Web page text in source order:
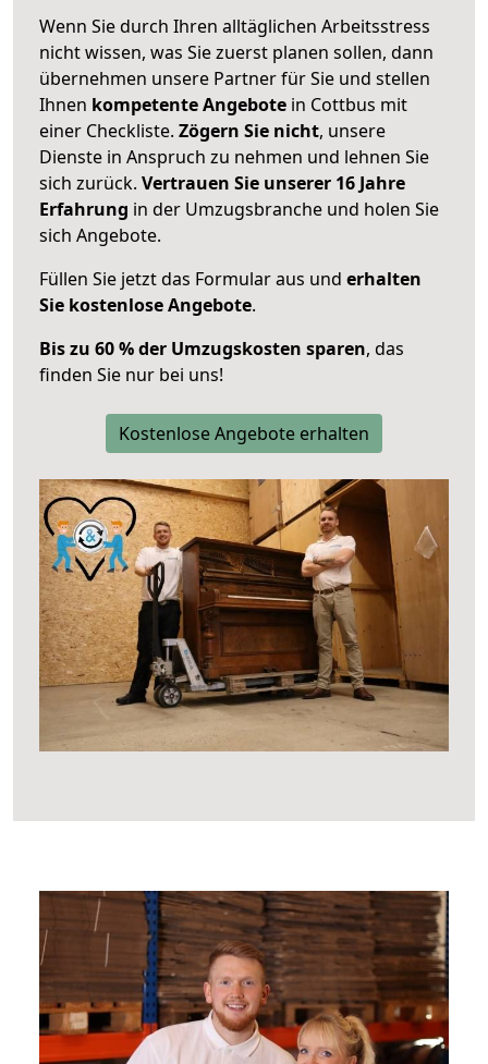
Wenn Sie durch Ihren alltäglichen Arbeitsstress
nicht wissen, was Sie zuerst planen sollen, dann
übernehmen unsere Partner für Sie und stellen
Ihnen kompetente Angebote in Cottbus mit
einer Checkliste. Zögern Sie nicht, unsere
Dienste in Anspruch zu nehmen und lehnen Sie
sich zurück. Vertrauen Sie unserer 16 Jahre
Erfahrung in der Umzugsbranche und holen Sie
sich Angebote.
Füllen Sie jetzt das Formular aus und erhalten
Sie kostenlose Angebote.
Bis zu 60 % der Umzugskosten sparen, das
finden Sie nur bei uns!
Kostenlose Angebote erhalten